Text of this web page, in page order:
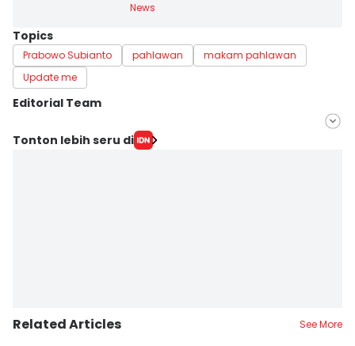
News
Topics
Prabowo Subianto pahlawan
makam pahlawan
Update me
Editorial Team
Editor
Tonton lebih seru di
Related Articles See More